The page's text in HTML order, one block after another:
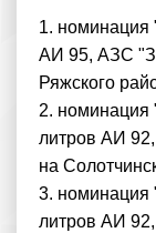
1. номинация
АИ 95, АЗС
Ряжского
2.
литров АИ
на
3. номинация
литров АИ